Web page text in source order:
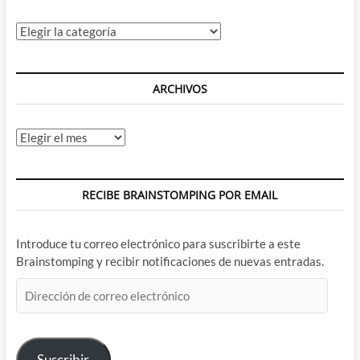
Categorías
ARCHIVOS
Archivos
RECIBE BRAINSTOMPING POR EMAIL
Introduce tu correo electrónico para suscribirte a este
Brainstomping y recibir notificaciones de nuevas entradas.
de
electrónico